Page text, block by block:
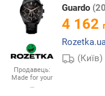
Продавець:
Made for your
…
Guardo
4 162
(Київ)